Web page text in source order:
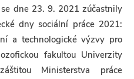
dne 23. 9. 2021 zúčastnily
dny sociální práce 2021:
a technologické výzvy pro
fakultou Univerzity
Ministerstva práce